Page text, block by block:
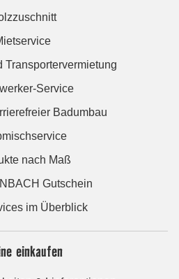
Transportervermietung
Service
Badumbau
nach Maß
Gutschein
im Überblick
einkaufen